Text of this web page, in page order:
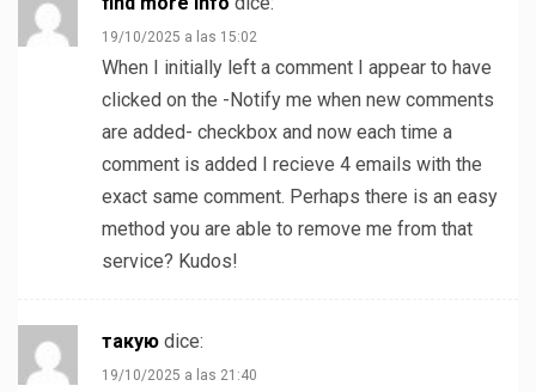
19/10/2025 a las 15:02
When I initially left a comment I appear to have
clicked on the -Notify me when new comments
are added- checkbox and now each time a
comment is added I recieve 4 emails with the
exact same comment. Perhaps there is an easy
method you are able to remove me from that
service? Kudos!
такую dice:
19/10/2025 a las 21:40